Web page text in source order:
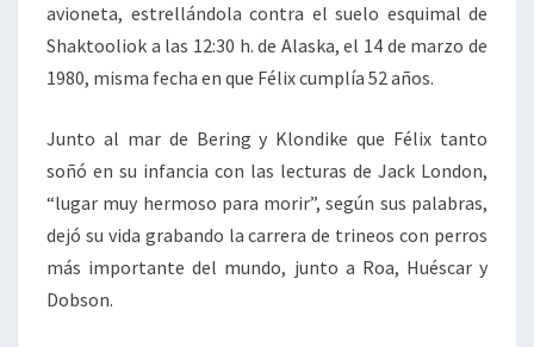
avioneta, estrellándola contra el suelo esquimal de
Shaktooliok a las 12:30 h. de Alaska, el 14 de marzo de
1980, misma fecha en que Félix cumplía 52 años.
Junto al mar de Bering y Klondike que Félix tanto
soñó en su infancia con las lecturas de Jack London,
“lugar muy hermoso para morir”, según sus palabras,
dejó su vida grabando la carrera de trineos con perros
más importante del mundo, junto a Roa, Huéscar y
Dobson.